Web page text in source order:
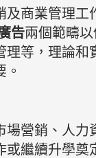
及商業管理工
告兩個範疇
等，理論
營銷、人
繼續升學奠